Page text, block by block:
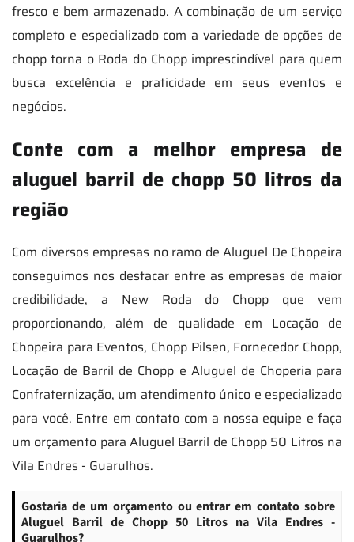
fresco e bem armazenado. A combinação de um serviço
completo e especializado com a variedade de opções de
chopp torna o Roda do Chopp imprescindível para quem
busca excelência e praticidade em seus eventos e
negócios.
Conte com a melhor empresa de
aluguel barril de chopp 50 litros da
região
Com diversos empresas no ramo de Aluguel De Chopeira
conseguimos nos destacar entre as empresas de maior
credibilidade, a New Roda do Chopp que vem
proporcionando, além de qualidade em Locação de
Chopeira para Eventos, Chopp Pilsen, Fornecedor Chopp,
Locação de Barril de Chopp e Aluguel de Choperia para
Confraternização, um atendimento único e especializado
para você. Entre em contato com a nossa equipe e faça
um orçamento para Aluguel Barril de Chopp 50 Litros na
Vila Endres - Guarulhos.
Gostaria de um orçamento ou entrar em contato sobre
Aluguel Barril de Chopp 50 Litros na Vila Endres -
Guarulhos?